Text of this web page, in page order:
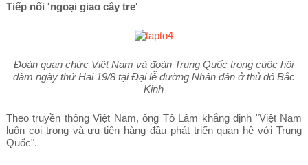
Tiếp nối 'ngoại giao cây tre'
Đoàn quan chức Việt Nam và đoàn Trung Quốc trong cuộc hội
đàm ngày thứ Hai 19/8 tại Đại lễ đường Nhân dân ở thủ đô Bắc
Kinh
Theo truyền thông Việt Nam, ông Tô Lâm khẳng định "Việt Nam
luôn coi trọng và ưu tiên hàng đầu phát triển quan hệ với Trung
Quốc".